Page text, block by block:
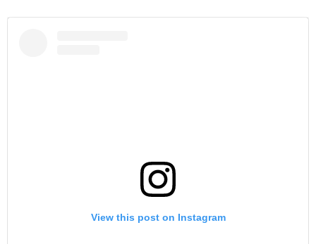
View this post on Instagram